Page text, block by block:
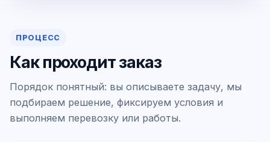
ПРОЦЕСС
Как проходит заказ
Порядок понятный: вы описываете задачу, мы
подбираем решение, фиксируем условия и
выполняем перевозку или работы.